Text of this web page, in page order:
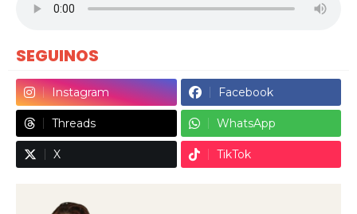
SEGUINOS
Instagram Facebook
Threads WhatsApp
X TikTok